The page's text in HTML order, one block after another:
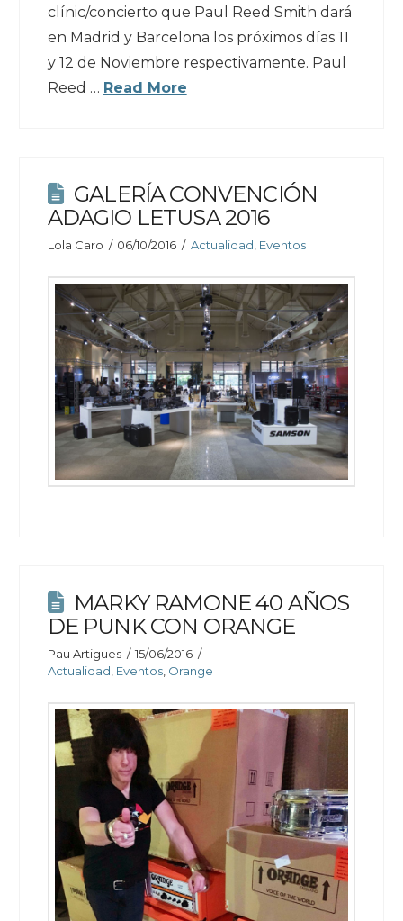
clínic/concierto que Paul Reed Smith dará
en Madrid y Barcelona los próximos días 11
y 12 de Noviembre respectivamente. Paul
Reed … Read More
GALERÍA CONVENCIÓN
ADAGIO LETUSA 2016
Lola Caro 06/10/2016 Actualidad Eventos
MARKY RAMONE 40 AÑOS
DE PUNK CON ORANGE
Pau Artigues
15/06/2016
Actualidad Eventos, Orange